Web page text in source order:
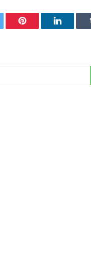
Pinterest LinkedIn